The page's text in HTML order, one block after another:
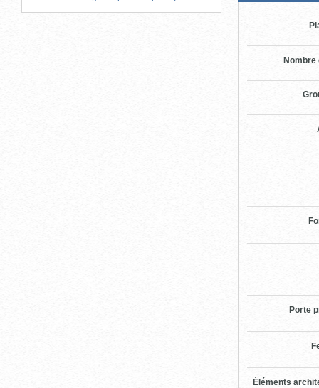
Nombre
Porte
Éléments